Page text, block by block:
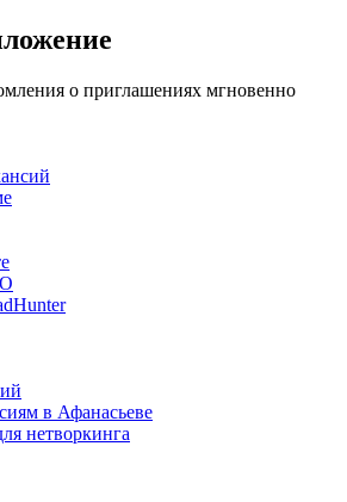
о приглашениях мгновенно
в Афанасьеве
нетворкинга